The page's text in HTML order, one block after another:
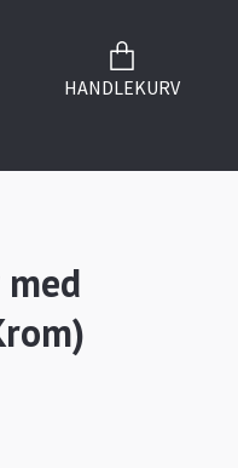
HANDLEKURV